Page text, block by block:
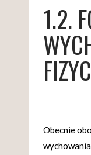
1.2.
Obecnie